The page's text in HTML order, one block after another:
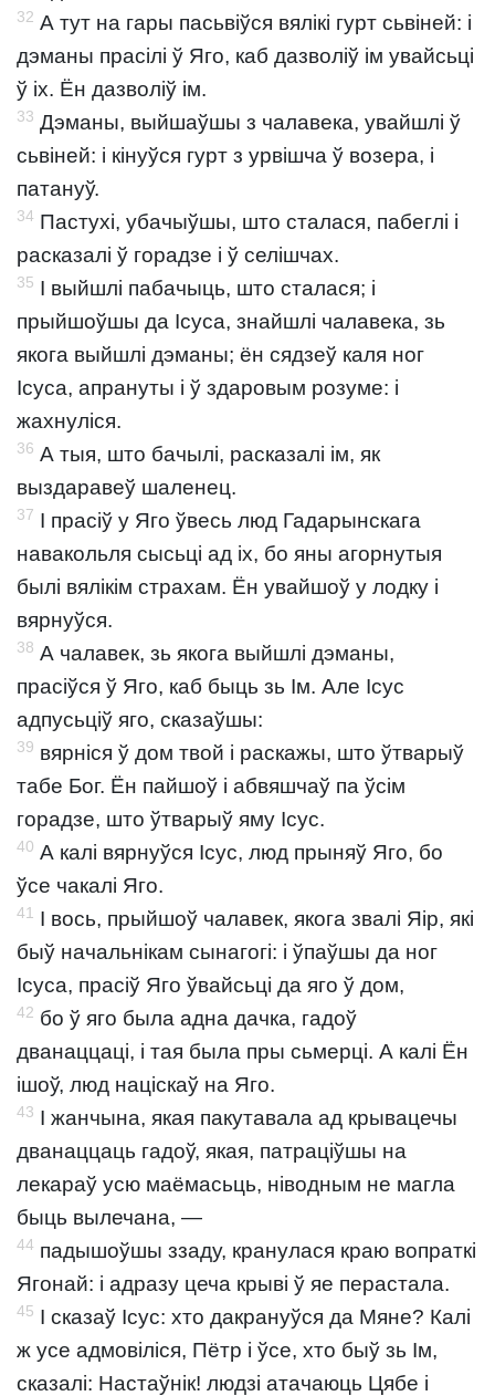
32 А тут на гары пасьвіўся вялікі гурт сьвіней: і
дэманы прасілі ў Яго, каб дазволіў ім увайсьці
ў іх. Ён дазволіў ім.
33 Дэманы, выйшаўшы з чалавека, увайшлі ў
сьвіней: і кінуўся гурт з урвішча ў возера, і
патануў.
34 Пастухі, убачыўшы, што сталася, пабеглі і
расказалі ў горадзе і ў селішчах.
35 І выйшлі пабачыць, што сталася; і
прыйшоўшы да Ісуса, знайшлі чалавека, зь
якога выйшлі дэманы; ён сядзеў каля ног
Ісуса, апрануты і ў здаровым розуме: і
жахнуліся.
36 А тыя, што бачылі, расказалі ім, як
выздаравеў шаленец.
37 І прасіў у Яго ўвесь люд Гадарынскага
навакольля сысьці ад іх, бо яны агорнутыя
былі вялікім страхам. Ён увайшоў у лодку і
вярнуўся.
38 А чалавек, зь якога выйшлі дэманы,
прасіўся ў Яго, каб быць зь Ім. Але Ісус
адпусьціў яго, сказаўшы:
39 вярніся ў дом твой і раскажы, што ўтварыў
табе Бог. Ён пайшоў і абвяшчаў па ўсім
горадзе, што ўтварыў яму Ісус.
40 А калі вярнуўся Ісус, люд прыняў Яго, бо
ўсе чакалі Яго.
41 І вось, прыйшоў чалавек, якога звалі Яір, які
быў начальнікам сынагогі: і ўпаўшы да ног
Ісуса, прасіў Яго ўвайсьці да яго ў дом,
42 бо ў яго была адна дачка, гадоў
дванаццаці, і тая была пры сьмерці. А калі Ён
ішоў, люд націскаў на Яго.
43 І жанчына, якая пакутавала ад крывацечы
дванаццаць гадоў, якая, патраціўшы на
лекараў усю маёмасьць, ніводным не магла
быць вылечана, —
44 падышоўшы ззаду, кранулася краю вопраткі
Ягонай: і адразу цеча крыві ў яе перастала.
45 І сказаў Ісус: хто дакрануўся да Мяне? Калі
ж усе адмовіліся, Пётр і ўсе, хто быў зь Ім,
сказалі: Настаўнік! людзі атачаюць Цябе і